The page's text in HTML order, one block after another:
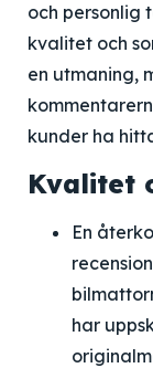
och personlig
kvalitet och
en utmaning,
kunder ha
Kvalitet
En
har